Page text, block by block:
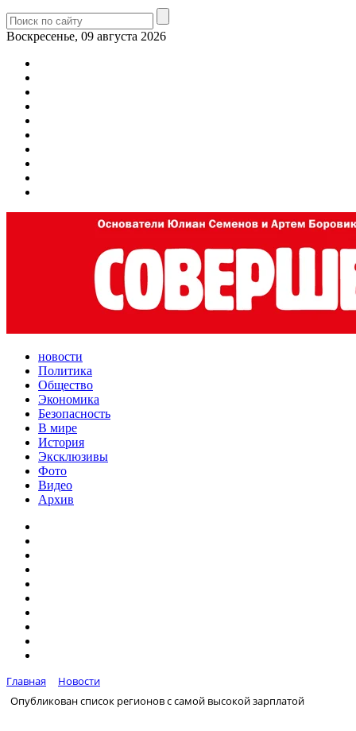
Воскресенье, 09 августа 2026
новости
Политика
Общество
Экономика
Безопасность
В мире
История
Эксклюзивы
Фото
Видео
Архив
Главная
Новости
Опубликован список регионов с самой высокой зарплатой